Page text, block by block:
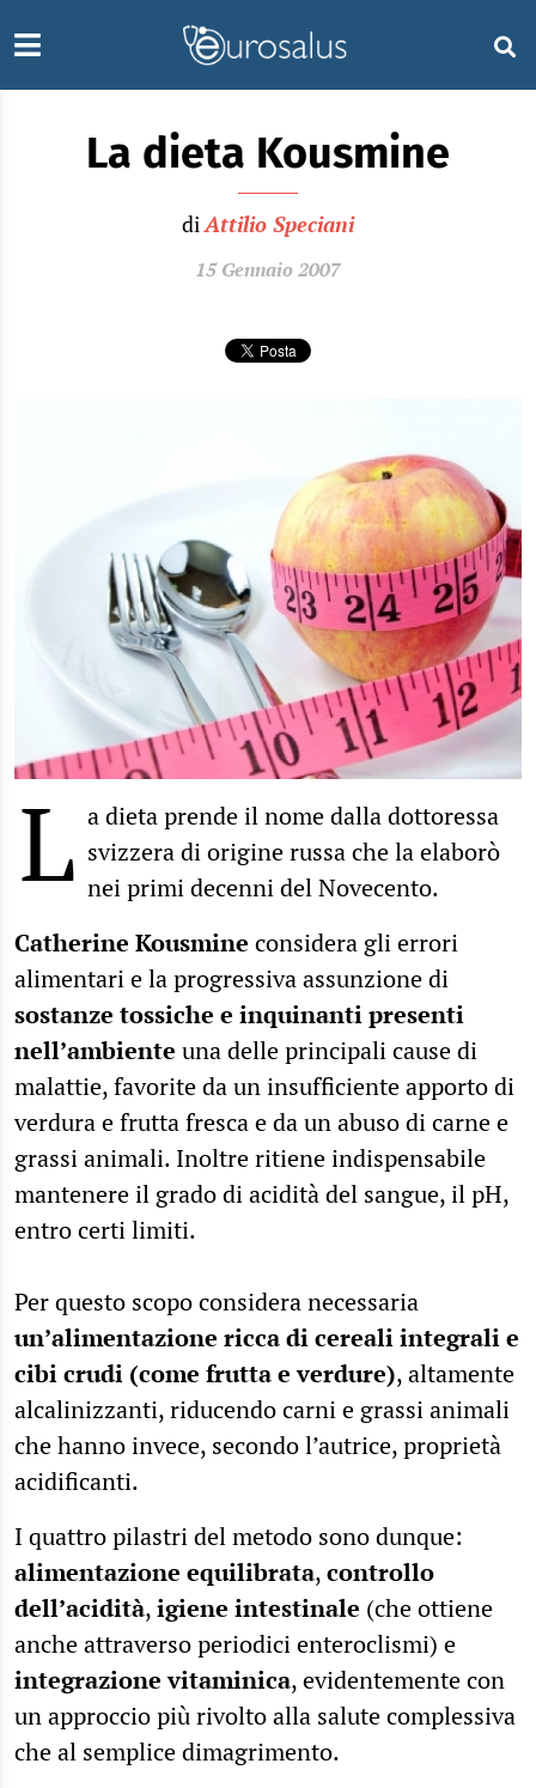
La dieta Kousmine
diAttilio Speciani
15 Gennaio 2007
L a dieta prende il nome dalla dottoressa
svizzera di origine russa che la elaborò
nei primi decenni del Novecento.
Catherine Kousmine considera gli errori
alimentari e la progressiva assunzione di
sostanze tossiche e inquinanti presenti
nell’ambiente una delle principali cause di
malattie, favorite da un insufficiente apporto di
verdura e frutta fresca e da un abuso di carne e
grassi animali. Inoltre ritiene indispensabile
mantenere il grado di acidità del sangue, il pH,
entro certi limiti.
Per questo scopo considera necessaria
un’alimentazione ricca di cereali integrali e
cibi crudi (come frutta e verdure), altamente
alcalinizzanti, riducendo carni e grassi animali
che hanno invece, secondo l’autrice, proprietà
acidificanti.
I quattro pilastri del metodo sono dunque:
alimentazione equilibrata,controllo
dell’acidità,igiene intestinale (che ottiene
anche attraverso periodici enteroclismi) e
integrazione vitaminica, evidentemente con
un approccio più rivolto alla salute complessiva
che al semplice dimagrimento.